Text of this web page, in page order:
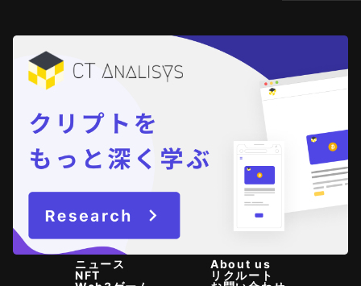
ニュース
NFT
About us
リクルート